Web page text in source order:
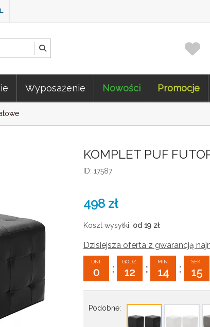
Wyposażenie Nowości Promocje
KOMPLET PUF
ID: 17587
498 zł
Koszt wysyłki: od 19 zł
Dzisiejsza oferta z gwarancją
DNI:
0 :
GODZ:
12 :
MIN:
14 :
SEK:
13
Podobne: